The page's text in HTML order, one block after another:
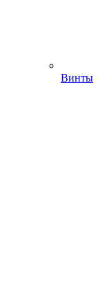
Винты